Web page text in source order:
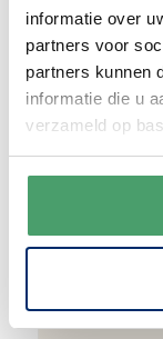
informatie over
partners voor
partners kunnen
informatie die u
verzameld op
We